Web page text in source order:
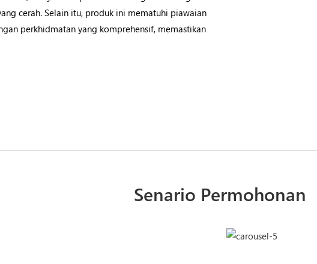
cerah. Selain itu, produk ini mematuhi piawaian
perkhidmatan yang komprehensif, memastikan
Senario Permohonan